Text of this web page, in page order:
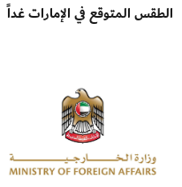
الطقس المتوقع في الإمارات غداً